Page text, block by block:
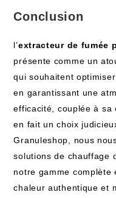
Conclusion
l’extracteur de fumée
présente comme un
qui souhaitent
en garantissant une
efficacité, couplée à sa
en fait un choix
Granuleshop, nous
solutions de chauffage
notre gamme complète
chaleur authentique et